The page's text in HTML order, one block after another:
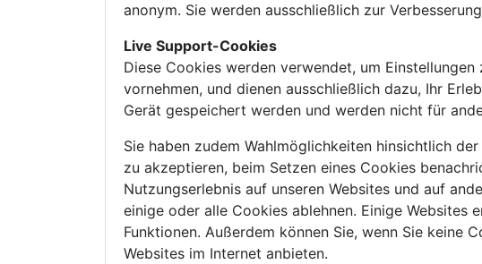
anonym. Sie werden ausschließlich zur
Live Support-Cookies
Diese Cookies werden verwendet, um
vornehmen, und dienen ausschließlich dazu, Ihr
Gerät gespeichert werden und werden nicht für
Sie haben zudem Wahlmöglichkeiten hinsichtlich
zu akzeptieren, beim Setzen eines Cookies
Nutzungserlebnis auf unseren Websites und auf
einige oder alle Cookies ablehnen. Einige
Funktionen. Außerdem können Sie, wenn Sie keine
Websites im Internet anbieten.